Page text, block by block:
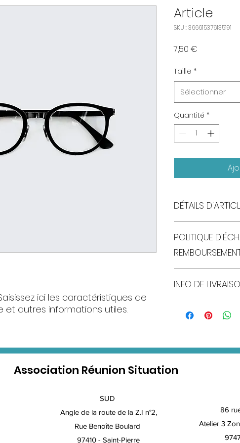
ici les caractéristiques de
et autres informations utiles.
Article
SKU : 366615376135191
7,50 €
Taille *
Sélectionner
Quantité *
DÉTAILS
de l'article : taille,
Cet
avantages de cet
POLITIQUE
Informez vos
conditions afin
INFO DE
davantage de
afin de rassurer
confiance.
Association Réunion Situation
SUD
Angle de la route de la Z.I n°2,
Rue Benoîte Boulard
97410 - Saint-Pierre
86
Atelier 3